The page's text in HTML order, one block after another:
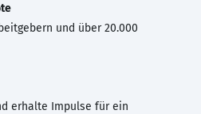
und über 20.000
erhalte Impulse für ein